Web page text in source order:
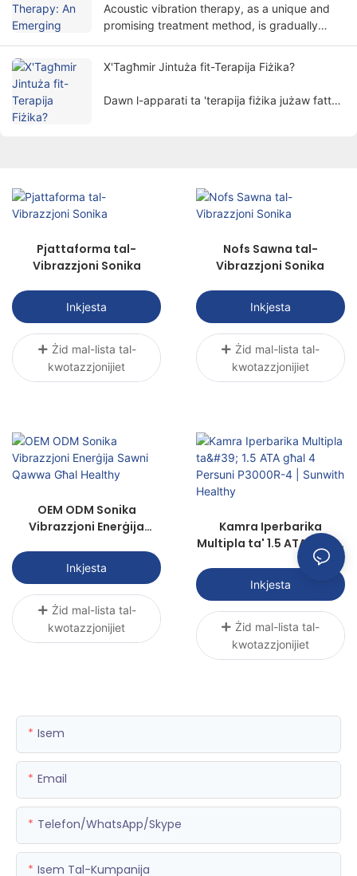
Acoustic vibration therapy, as a unique and
promising treatment method, is gradually
X'Tagħmir Jintuża fit-Terapija Fiżika?
Dawn l-apparati ta 'terapija fiżika jużaw fatturi
Pjattaforma tal-
Vibrazzjoni Sonika
Inkjesta
Żid mal-lista tal-
kwotazzjonijiet
Nofs Sawna tal-
Vibrazzjoni Sonika
Inkjesta
Żid mal-lista tal-
kwotazzjonijiet
OEM ODM Sonika
Vibrazzjoni Enerġija
Healthy
Inkjesta
Żid mal-lista tal-
kwotazzjonijiet
Kamra Iperbarika
Multipla ta' 1.5 ATA għal 4
Persuni P3000R-4 |
Sunwith Healthy
Inkjesta
Żid mal-lista tal-
kwotazzjonijiet
Isem
Email
Telefon/WhatsApp/Skype
Isem Tal-Kumpanija